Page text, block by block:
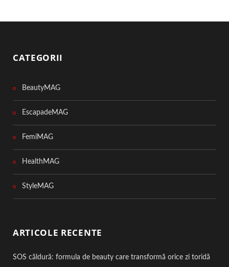
CATEGORII
BeautyMAG
EscapadeMAG
FemiMAG
HealthMAG
StyleMAG
ARTICOLE RECENTE
SOS căldură: formula de beauty care transformă orice zi toridă